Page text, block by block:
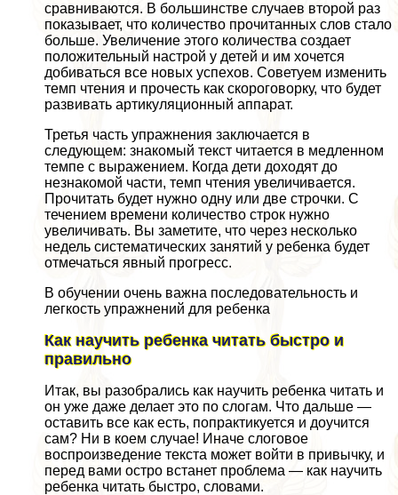
сравниваются. В большинстве случаев второй раз
показывает, что количество прочитанных слов стало
больше. Увеличение этого количества создает
положительный настрой у детей и им хочется
добиваться все новых успехов. Советуем изменить
темп чтения и прочесть как скороговорку, что будет
развивать артикуляционный аппарат.
Третья часть упражнения заключается в
следующем: знакомый текст читается в медленном
темпе с выражением. Когда дети доходят до
незнакомой части, темп чтения увеличивается.
Прочитать будет нужно одну или две строчки. С
течением времени количество строк нужно
увеличивать. Вы заметите, что через несколько
недель систематических занятий у ребенка будет
отмечаться явный прогресс.
В обучении очень важна последовательность и
легкость упражнений для ребенка
Как научить ребенка читать быстро и
правильно
Итак, вы разобрались как научить ребенка читать и
он уже даже делает это по слогам. Что дальше —
оставить все как есть, попpaктикуется и доучится
сам? Ни в коем случае! Иначе слоговое
воспроизведение текста может войти в привычку, и
перед вами остро встанет проблема — как научить
ребенка читать быстро, словами.